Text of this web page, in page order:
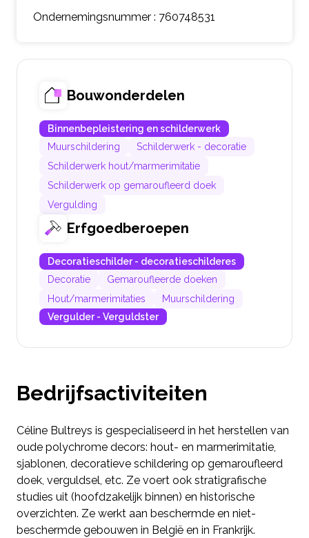
Ondernemingsnummer : 760748531
Bouwonderdelen
Binnenbepleistering en schilderwerk
Muurschildering
Schilderwerk - decoratie
Schilderwerk hout/marmerimitatie
Schilderwerk op gemaroufleerd doek
Vergulding
Erfgoedberoepen
Decoratieschilder - decoratieschilderes
Decoratie
Gemaroufleerde doeken
Hout/marmerimitaties
Muurschildering
Vergulder - Verguldster
Bedrijfsactiviteiten
Céline Bultreys is gespecialiseerd in het herstellen van
oude polychrome decors: hout- en marmerimitatie,
sjablonen, decoratieve schildering op gemaroufleerd
doek, verguldsel, etc. Ze voert ook stratigrafische
studies uit (hoofdzakelijk binnen) en historische
overzichten. Ze werkt aan beschermde en niet-
beschermde gebouwen in België en in Frankrijk.